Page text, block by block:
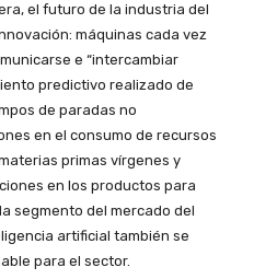
el futuro de la industria del
máquinas cada vez
e “intercambiar
predictivo realizado de
de paradas no
en el consumo de recursos
primas vírgenes y
en los productos para
segmento del mercado del
artificial también se
para el sector.